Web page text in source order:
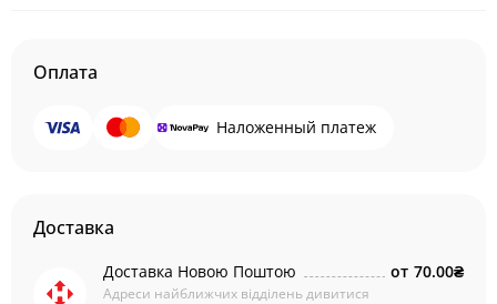
Оплата
Наложенный платеж
Доставка
Доставка Новою Поштою
Адреси найближчих відділень дивитися
от 70.00₴